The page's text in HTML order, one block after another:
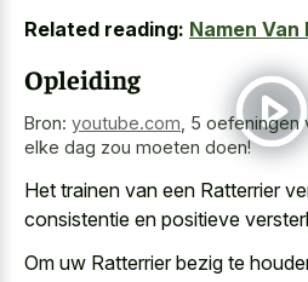
Related reading: Namen
Opleiding
Bron: youtube.com, 5 oefeningen
elke dag zou moeten doen!
Het trainen van een Ratterrier
consistentie en positieve
Om uw Ratterrier bezig te